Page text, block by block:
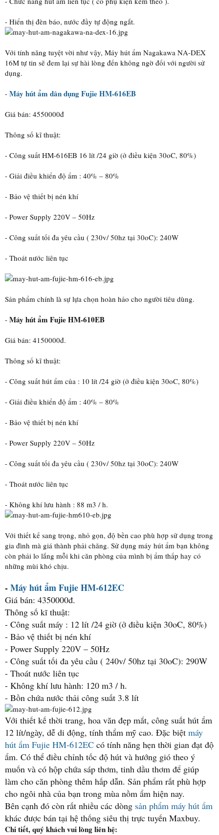
- Hiển thị đèn báo, nước đầy tự động ngắt.
Với tính năng tuyệt vời như vậy, Máy hút ẩm Nagakawa NA-DEX
16M tự tin sẽ đem lại sự hài lòng đến không ngờ đối với người sử
dụng.
- Máy hút ẩm dân dụng Fujie HM-616EB
Giá bán: 4550000đ
Thông số kĩ thuật:
- Công suất HM-616EB 16 lít /24 giờ (ở điều kiện 30oC, 80%)
- Giải điều khiển độ ẩm : 40% – 80%
- Bảo vệ thiết bị nén khí
- Power Supply 220V – 50Hz
- Công suất tối đa yêu cầu ( 230v/ 50hz tại 30oC): 240W
- Thoát nước liên tục
Sản phẩm chính là sự lựa chọn hoàn hảo cho người tiêu dùng.
- Máy hút ẩm Fujie HM-610EB
Giá bán: 4150000đ.
Thông số kĩ thuật:
- Công suất hút ẩm của : 10 lít /24 giờ (ở điều kiện 30oC, 80%)
- Giải điều khiển độ ẩm : 40% – 80%
- Bảo vệ thiết bị nén khí
- Power Supply 220V – 50Hz
- Công suất tối đa yêu cầu ( 230v/ 50hz tại 30oC): 240W
- Thoát nước liên tục
- Không khí lưu hành : 88 m3 / h.
Với thiết kế sang trọng, nhỏ gọn, độ bền cao phù hợp sử dụng trong
gia đình mà giá thành phải chăng. Sử dụng máy hút ẩm bạn không
còn phải lo lắng mỗi khi căn phòng của mình bị ẩm thấp hay có
những mùi khó chịu.
-Máy hút ẩm Fujie HM-612EC
Giá bán: 4350000đ.
Thông số kĩ thuật:
- Công suất máy : 12 lít /24 giờ (ở điều kiện 30oC, 80%)
- Bảo vệ thiết bị nén khí
- Power Supply 220V – 50Hz
- Công suất tối đa yêu cầu ( 240v/ 50hz tại 30oC): 290W
- Thoát nước liên tục
- Không khí lưu hành: 120 m3 / h.
- Bồn chứa nước thải công suất 3.8 lít
Với thiết kế thời trang, hoa văn đẹp mắt, công suất hút ẩm
12 lít/ngày, dễ di động, tính thẩm mỹ cao. Đặc biệt máy
hút ẩm Fujie HM-612EC có tính năng hẹn thời gian đạt độ
ẩm. Có thể điều chỉnh tốc độ hút và hướng gió theo ý
muốn và có hộp chứa sáp thơm, tinh dầu thơm để giúp
làm cho căn phòng thêm hấp dẫn. Sản phẩm rất phù hợp
cho ngôi nhà của bạn trong mùa nồm ẩm hiện nay.
Bên cạnh đó còn rất nhiều các dòng sản phẩm máy hút ẩm
khác được bán tại hệ thống siêu thị trực tuyến Maxbuy.
Chi tiết, quý khách vui lòng liên hệ: